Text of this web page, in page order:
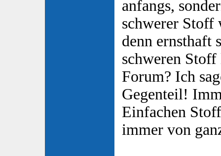
anfangs,
schwerer
denn ernsthaft
schweren Stoff
Forum? Ich
Gegenteil!
Einfachen
immer von